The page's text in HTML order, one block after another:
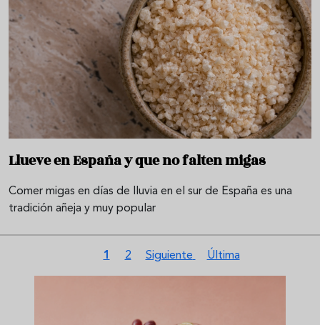
Llueve en España y que no falten migas
Comer migas en días de lluvia en el sur de España es una
tradición añeja y muy popular
Página actual
1 Página
2 Siguiente página
Siguiente Última página
Última